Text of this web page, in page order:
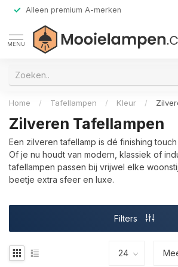
Alleen premium A-merken
MENU
Home / Tafellampen / Kleur /
Zilveren Tafellampen
Een zilveren tafellamp is dé finishing
Of je nu houdt van modern, klassiek of
tafellampen passen bij vrijwel elke
beetje extra sfeer en luxe.
Filters